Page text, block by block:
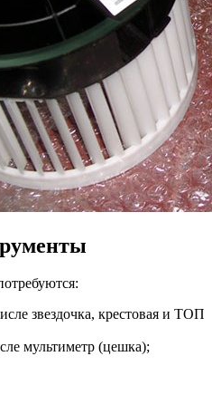
звездочка, крестовая и ТОП
мультиметр (цешка);